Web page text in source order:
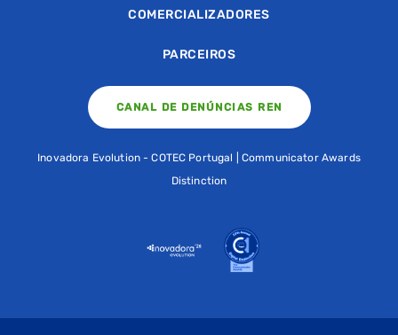
COMERCIALIZADORES
PARCEIROS
CANAL DE DENÚNCIAS REN
Inovadora Evolution - COTEC Portugal | Communicator Awards
Distinction